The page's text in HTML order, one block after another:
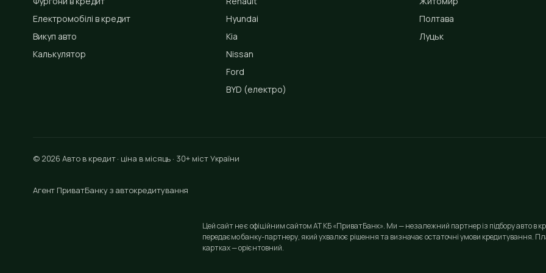
Електромобілі в кредит
Викуп авто
Калькулятор
Hyundai
Kia
Nissan
Ford
BYD (електро)
Полтава
Луцьк
© 2026 Авто в кредит · ціна в місяць · 30+ міст України
Агент ПриватБанку з автокредитування
Цей сайт не є офіційним сайтом АТ КБ «ПриватБанк». Ми — незалежний партнер із підбору авто в
передаємо банку-партнеру, який ухвалює рішення та визначає остаточні умови кредитування.
картках — орієнтовний.